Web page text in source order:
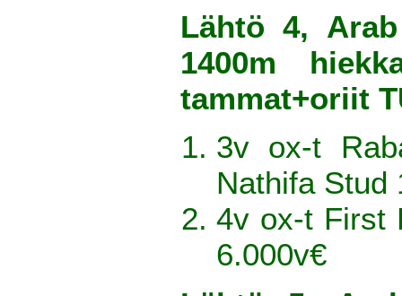
Lähtö 4,
1400m
tammat+oriit
3v ox-t
Nathifa Stud
4v ox-t First
6.000v€